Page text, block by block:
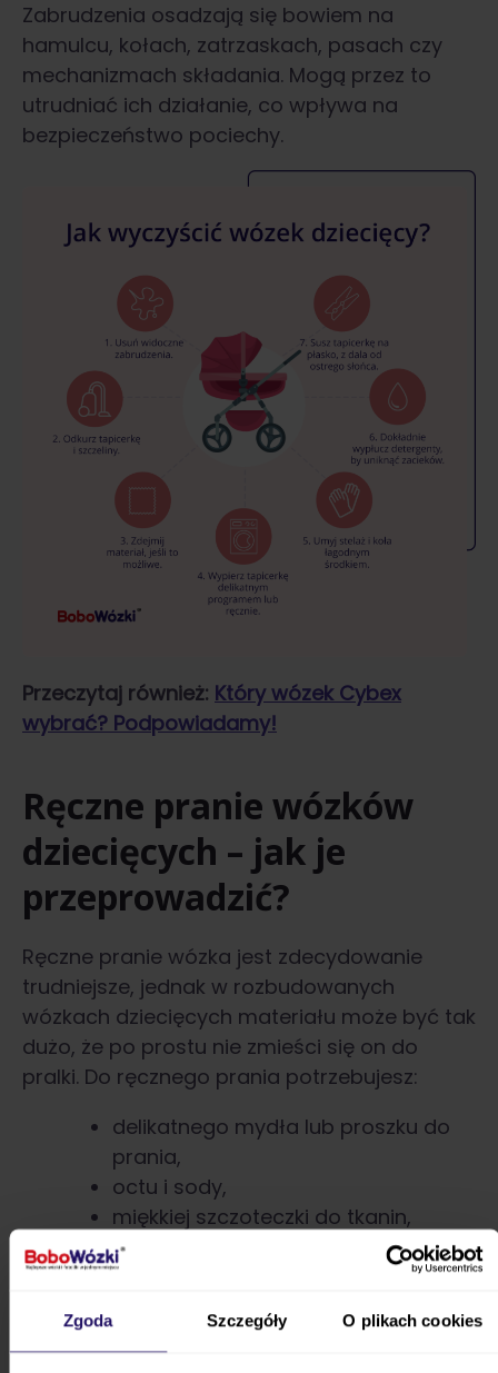
Zgoda Szczegóły O plikach cookies
Zabrudzenia osadzają się bowiem na
hamulcu, kołach, zatrzaskach, pasach czy
mechanizmach składania. Mogą przez to
utrudniać ich działanie, co wpływa na
bezpieczeństwo pociechy.
Przeczytaj również: Który wózek Cybex
wybrać? Podpowiadamy!
Ręczne pranie wózków
dziecięcych – jak je
przeprowadzić?
Ręczne pranie wózka jest zdecydowanie
trudniejsze, jednak w rozbudowanych
wózkach dziecięcych materiału może być tak
dużo, że po prostu nie zmieści się on do
pralki. Do ręcznego prania potrzebujesz:
delikatnego mydła lub proszku do
prania,
octu i sody,
miękkiej szczoteczki do tkanin,
ręczników,
wanny lub wysokiego brodzika.
Włóż materiał do wanny, a następnie zalej go zimną